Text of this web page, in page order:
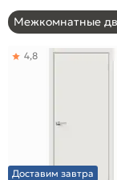
Межкомнатные
Доставим завтра
4,8